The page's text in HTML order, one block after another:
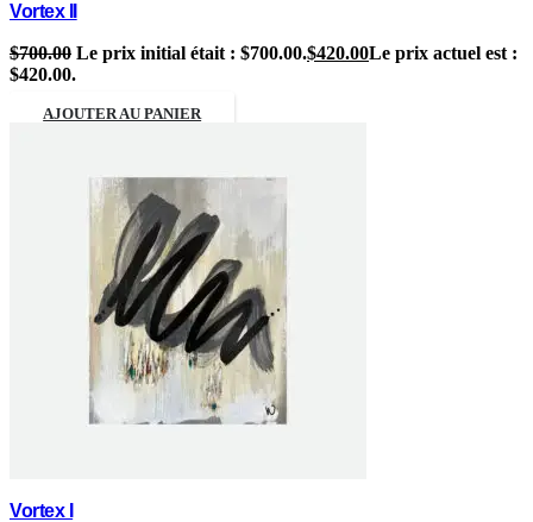
Vortex II
$700.00 Le prix initial était : $700.00.$420.00Le prix actuel est :
$420.00.
AJOUTER AU PANIER
Vortex I